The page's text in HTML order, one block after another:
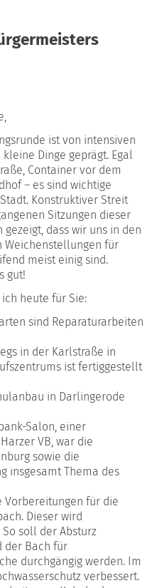
ist von intensiven
Dinge geprägt. Egal
Container vor dem
– es sind wichtige
Konstruktiver Streit
Sitzungen dieser
dass wir uns in den
Weichenstellungen für
meist einig sind.
gut!
heute für Sie:
sind Reparaturarbeiten
in der Karlstraße in
ist fertiggestellt
in Darlingerode
Salon, einer
VB, war die
sowie die
insgesamt Thema des
Vorbereitungen für die
Dieser wird
soll der Absturz
der Bach für
durchgängig werden. Im
verbessert.